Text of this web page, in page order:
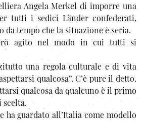
Angela Merkel di imporre una
tutti i sedici Länder confederati,
da tempo che la situazione è seria.
agito nel modo in cui tutti si
una regola culturale e di vita
qualcosa”. C’è pure il detto.
qualcosa da qualcuno è il primo
scelta.
ha guardato all’Italia come modello